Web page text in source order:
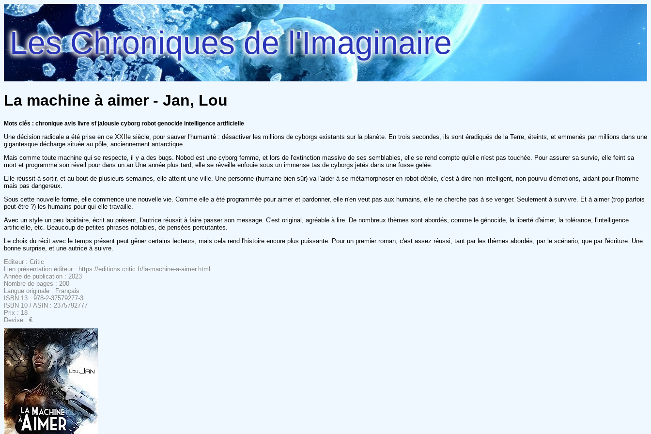
Les Chroniques de l'Imaginaire
La machine à aimer - Jan, Lou
Mots clés : chronique avis livre sf jalousie cyborg robot genocide intelligence artificielle
Une décision radicale a été prise en ce XXIIe siècle, pour sauver l'humanité : désactiver les millions de cyborgs existants sur la planète. En trois secondes, ils sont éradiqués de la Terre, éteints, et emmenés par millions dans une
gigantesque décharge située au pôle, anciennement antarctique.
Mais comme toute machine qui se respecte, il y a des bugs. Nobod est une cyborg femme, et lors de l'extinction massive de ses semblables, elle se rend compte qu'elle n'est pas touchée. Pour assurer sa survie, elle feint sa
mort et programme son réveil pour dans un an.Une année plus tard, elle se réveille enfouie sous un immense tas de cyborgs jetés dans une fosse gelée.
Elle réussit à sortir, et au bout de plusieurs semaines, elle atteint une ville. Une personne (humaine bien sûr) va l'aider à se métamorphoser en robot débile, c'est-à-dire non intelligent, non pourvu d'émotions, aidant pour l'homme
mais pas dangereux.
Sous cette nouvelle forme, elle commence une nouvelle vie. Comme elle a été programmée pour aimer et pardonner, elle n'en veut pas aux humains, elle ne cherche pas à se venger. Seulement à survivre. Et à aimer (trop parfois
peut-être ?) les humains pour qui elle travaille.
Avec un style un peu lapidaire, écrit au présent, l'autrice réussit à faire passer son message. C'est original, agréable à lire. De nombreux thèmes sont abordés, comme le génocide, la liberté d'aimer, la tolérance, l'intelligence
artificielle, etc. Beaucoup de petites phrases notables, de pensées percutantes.
Le choix du récit avec le temps présent peut gêner certains lecteurs, mais cela rend l'histoire encore plus puissante. Pour un premier roman, c'est assez réussi, tant par les thèmes abordés, par le scénario, que par l'écriture. Une
bonne surprise, et une autrice à suivre.
Editeur : Critic
Lien présentation éditeur : https://editions.critic.fr/la-machine-a-aimer.html
Année de publication : 2023
Nombre de pages : 200
Langue originale : Français
ISBN 13 : 978-2-37579277-3
ISBN 10 / ASIN : 2375792777
Prix : 18
Devise : €